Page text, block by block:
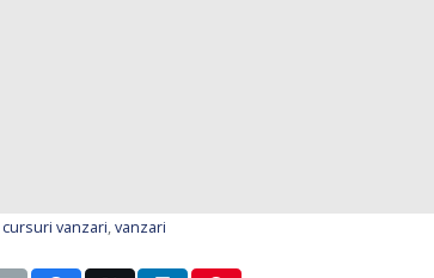
cursuri vanzari,vanzari